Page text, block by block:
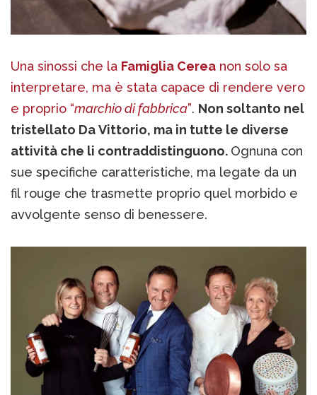
Una sinossi che la Famiglia Cerea non solo sa
interpretare, ma è stata capace di rendere vero
e proprio “marchio di fabbrica”. Non soltanto nel
tristellato Da Vittorio, ma in tutte le diverse
attività che li contraddistinguono. Ognuna con
sue specifiche caratteristiche, ma legate da un
fil rouge che trasmette proprio quel morbido e
avvolgente senso di benessere.